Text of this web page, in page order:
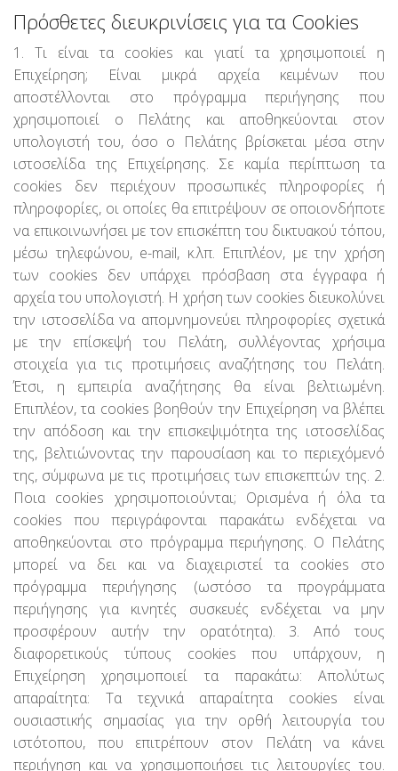
Πρόσθετες διευκρινίσεις για τα Cookies
1. Τι είναι τα cookies και γιατί τα χρησιμοποιεί η
Επιχείρηση; Είναι μικρά αρχεία κειμένων που
αποστέλλονται στο πρόγραμμα περιήγησης που
χρησιμοποιεί ο Πελάτης και αποθηκεύονται στον
υπολογιστή του, όσο ο Πελάτης βρίσκεται μέσα στην
ιστοσελίδα της Επιχείρησης. Σε καμία περίπτωση τα
cookies δεν περιέχουν προσωπικές πληροφορίες ή
πληροφορίες, οι οποίες θα επιτρέψουν σε οποιονδήποτε
να επικοινωνήσει με τον επισκέπτη του δικτυακού τόπου,
μέσω τηλεφώνου, e-mail, κ.λπ. Επιπλέον, με την χρήση
των cookies δεν υπάρχει πρόσβαση στα έγγραφα ή
αρχεία του υπολογιστή. Η χρήση των cookies διευκολύνει
την ιστοσελίδα να απομνημονεύει πληροφορίες σχετικά
με την επίσκεψή του Πελάτη, συλλέγοντας χρήσιμα
στοιχεία για τις προτιμήσεις αναζήτησης του Πελάτη.
Έτσι, η εμπειρία αναζήτησης θα είναι βελτιωμένη.
Επιπλέον, τα cookies βοηθούν την Επιχείρηση να βλέπει
την απόδοση και την επισκεψιμότητα της ιστοσελίδας
της, βελτιώνοντας την παρουσίαση και το περιεχόμενό
της, σύμφωνα με τις προτιμήσεις των επισκεπτών της. 2.
Ποια cookies χρησιμοποιούνται; Ορισμένα ή όλα τα
cookies που περιγράφονται παρακάτω ενδέχεται να
αποθηκεύονται στο πρόγραμμα περιήγησης. Ο Πελάτης
μπορεί να δει και να διαχειριστεί τα cookies στο
πρόγραμμα περιήγησης (ωστόσο τα προγράμματα
περιήγησης για κινητές συσκευές ενδέχεται να μην
προσφέρουν αυτήν την ορατότητα). 3. Από τους
διαφορετικούς τύπους cookies που υπάρχουν, η
Επιχείρηση χρησιμοποιεί τα παρακάτω: Απολύτως
απαραίτητα: Τα τεχνικά απαραίτητα cookies είναι
ουσιαστικής σημασίας για την ορθή λειτουργία του
ιστότοπου, που επιτρέπουν στον Πελάτη να κάνει
περιήγηση και να χρησιμοποιήσει τις λειτουργίες του.